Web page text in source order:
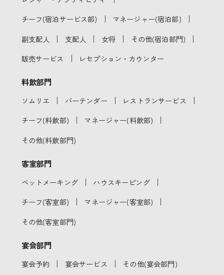
チーフ(宿泊サービス部) ｜ マネージャー(宿泊部) ｜
副支配人 ｜ 支配人 ｜ 女将 ｜ その他(宿泊部門) ｜
販売サービス ｜ レセプション・カウンター
料飲部門
ソムリエ ｜ バーテンダー ｜ レストランサービス ｜
チーフ(料飲部) ｜ マネージャー(料飲部) ｜
その他(料飲部門)
客室部門
ベットメーキング ｜ ハウスキーピング ｜
チーフ(客室部) ｜ マネージャー(客室部) ｜
その他(客室部門)
宴会部門
宴会予約 ｜ 宴会サービス ｜ その他(宴会部門)